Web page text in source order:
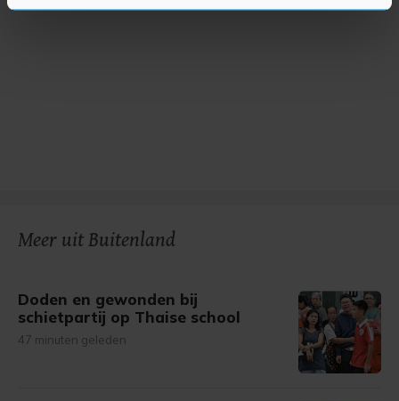
U kunt uw toestemming op elk moment wijzigen of
Meer uit Buitenland
Doden en gewonden bij
schietpartij op Thaise school
47 minuten geleden